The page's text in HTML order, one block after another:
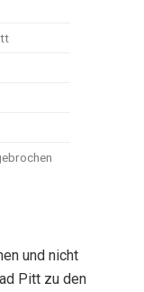
und nicht
Pitt zu den